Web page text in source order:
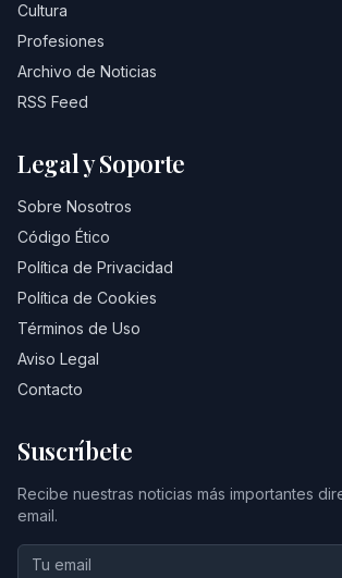
Cultura
Profesiones
Archivo de Noticias
RSS Feed
Legal y Soporte
Sobre Nosotros
Código Ético
Política de Privacidad
Política de Cookies
Términos de Uso
Aviso Legal
Contacto
Suscríbete
Recibe nuestras noticias más importantes
email.